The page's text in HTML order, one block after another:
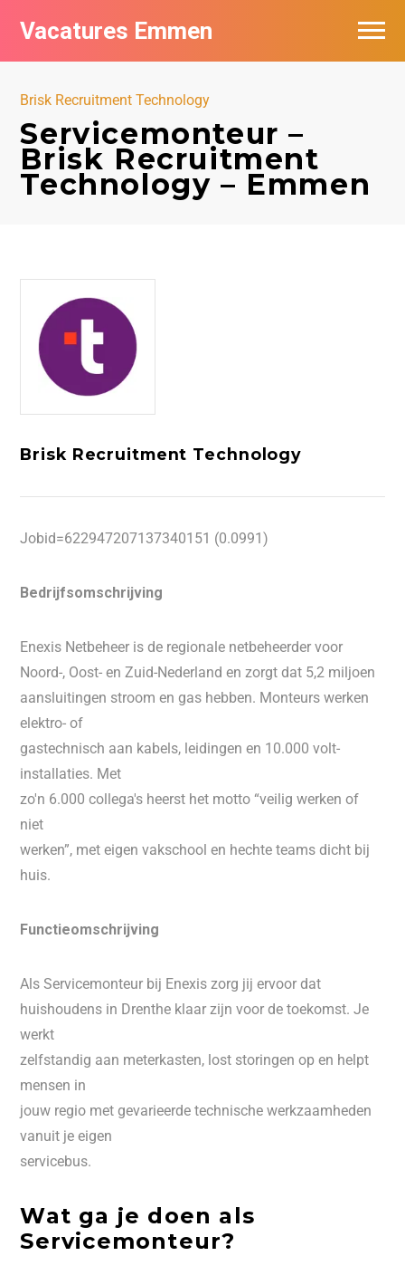
Vacatures Emmen
Brisk Recruitment Technology
Servicemonteur –
Brisk Recruitment
Technology – Emmen
Brisk Recruitment Technology
Jobid=622947207137340151 (0.0991)
Bedrijfsomschrijving
Enexis Netbeheer is de regionale netbeheerder voor
Noord-, Oost- en Zuid-Nederland en zorgt dat 5,2 miljoen
aansluitingen stroom en gas hebben. Monteurs werken
elektro- of
gastechnisch aan kabels, leidingen en 10.000 volt-
installaties. Met
zo'n 6.000 collega's heerst het motto “veilig werken of
niet
werken”, met eigen vakschool en hechte teams dicht bij
huis.
Functieomschrijving
Als Servicemonteur bij Enexis zorg jij ervoor dat
huishoudens in Drenthe klaar zijn voor de toekomst. Je
werkt
zelfstandig aan meterkasten, lost storingen op en helpt
mensen in
jouw regio met gevarieerde technische werkzaamheden
vanuit je eigen
servicebus.
Wat ga je doen als
Servicemonteur?
Vacatures per bedrijf
De populairste vacatures in Emmen
Nieuwsbrief feed